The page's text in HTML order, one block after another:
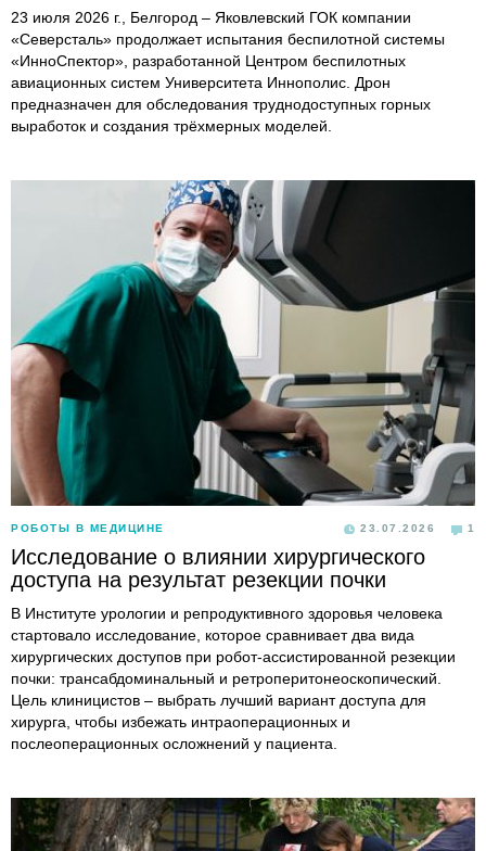
23 июля 2026 г., Белгород – Яковлевский ГОК компании
«Северсталь» продолжает испытания беспилотной системы
«ИнноСпектор», разработанной Центром беспилотных
авиационных систем Университета Иннополис. Дрон
предназначен для обследования труднодоступных горных
выработок и создания трёхмерных моделей.
РОБОТЫ В МЕДИЦИНЕ 23.07.2026 1
Исследование о влиянии хирургического
доступа на результат резекции почки
В Институте урологии и репродуктивного здоровья человека
стартовало исследование, которое сравнивает два вида
хирургических доступов при робот-ассистированной резекции
почки: трансабдоминальный и ретроперитонеоскопический.
Цель клиницистов – выбрать лучший вариант доступа для
хирурга, чтобы избежать интраоперационных и
послеоперационных осложнений у пациента.